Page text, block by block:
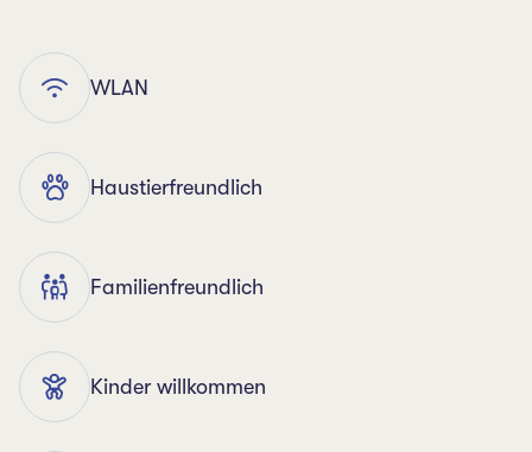
WLAN
Haustierfreundlich
Familienfreundlich
Kinder willkommen